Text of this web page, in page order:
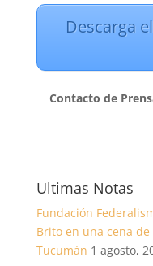
Descarga
Contacto de
Ultimas Notas
Fundación
Brito en una cena
Tucumán 1 agosto,